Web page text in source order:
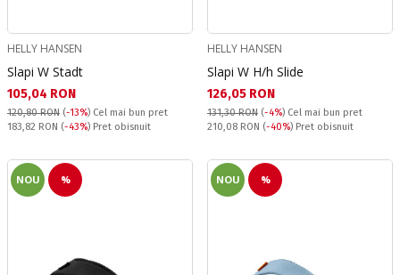
HELLY HANSEN
Slapi W Stadt
Текуща цена:
105,04 RON
120,80 RON (-13%) Cel mai bun pret
Pret obisnuit:
183,82 RON (-43%) Pret obisnuit
HELLY HANSEN
Slapi W H/h Slide
Текуща цена:
126,05 RON
131,30 RON (-4%) Cel mai bun pret
Pret obisnuit:
210,08 RON (-40%) Pret obisnuit
NOU % NOU %